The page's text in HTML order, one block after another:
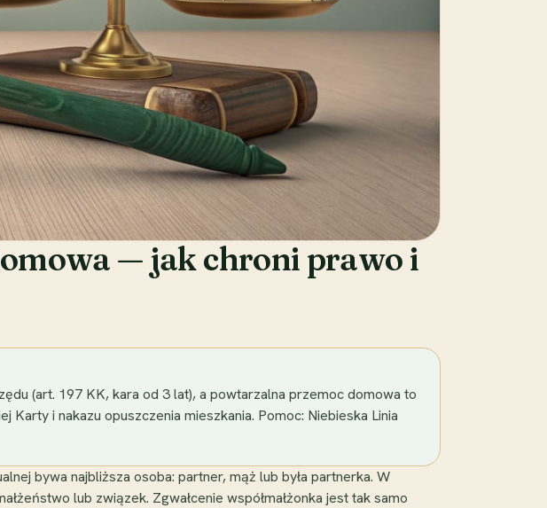
— jak chroni prawo i
(art. 197 KK, kara od 3 lat), a powtarzalna przemoc domowa to
i nakazu opuszczenia mieszkania. Pomoc: Niebieska Linia
bywa najbliższa osoba: partner, mąż lub była partnerka. W
lub związek. Zgwałcenie współmałżonka jest tak samo